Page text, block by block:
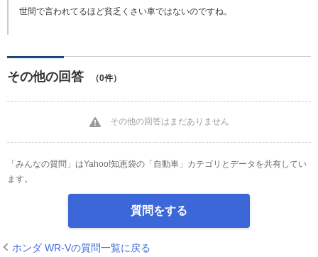
世間で言われてるほど貧乏くさい車ではないのですね。
その他の回答 （0件）
その他の回答はまだありません
「みんなの質問」はYahoo!知恵袋の「自動車」カテゴリとデータを共有してい
ます。
質問をする
ホンダ WR-Vの質問一覧に戻る